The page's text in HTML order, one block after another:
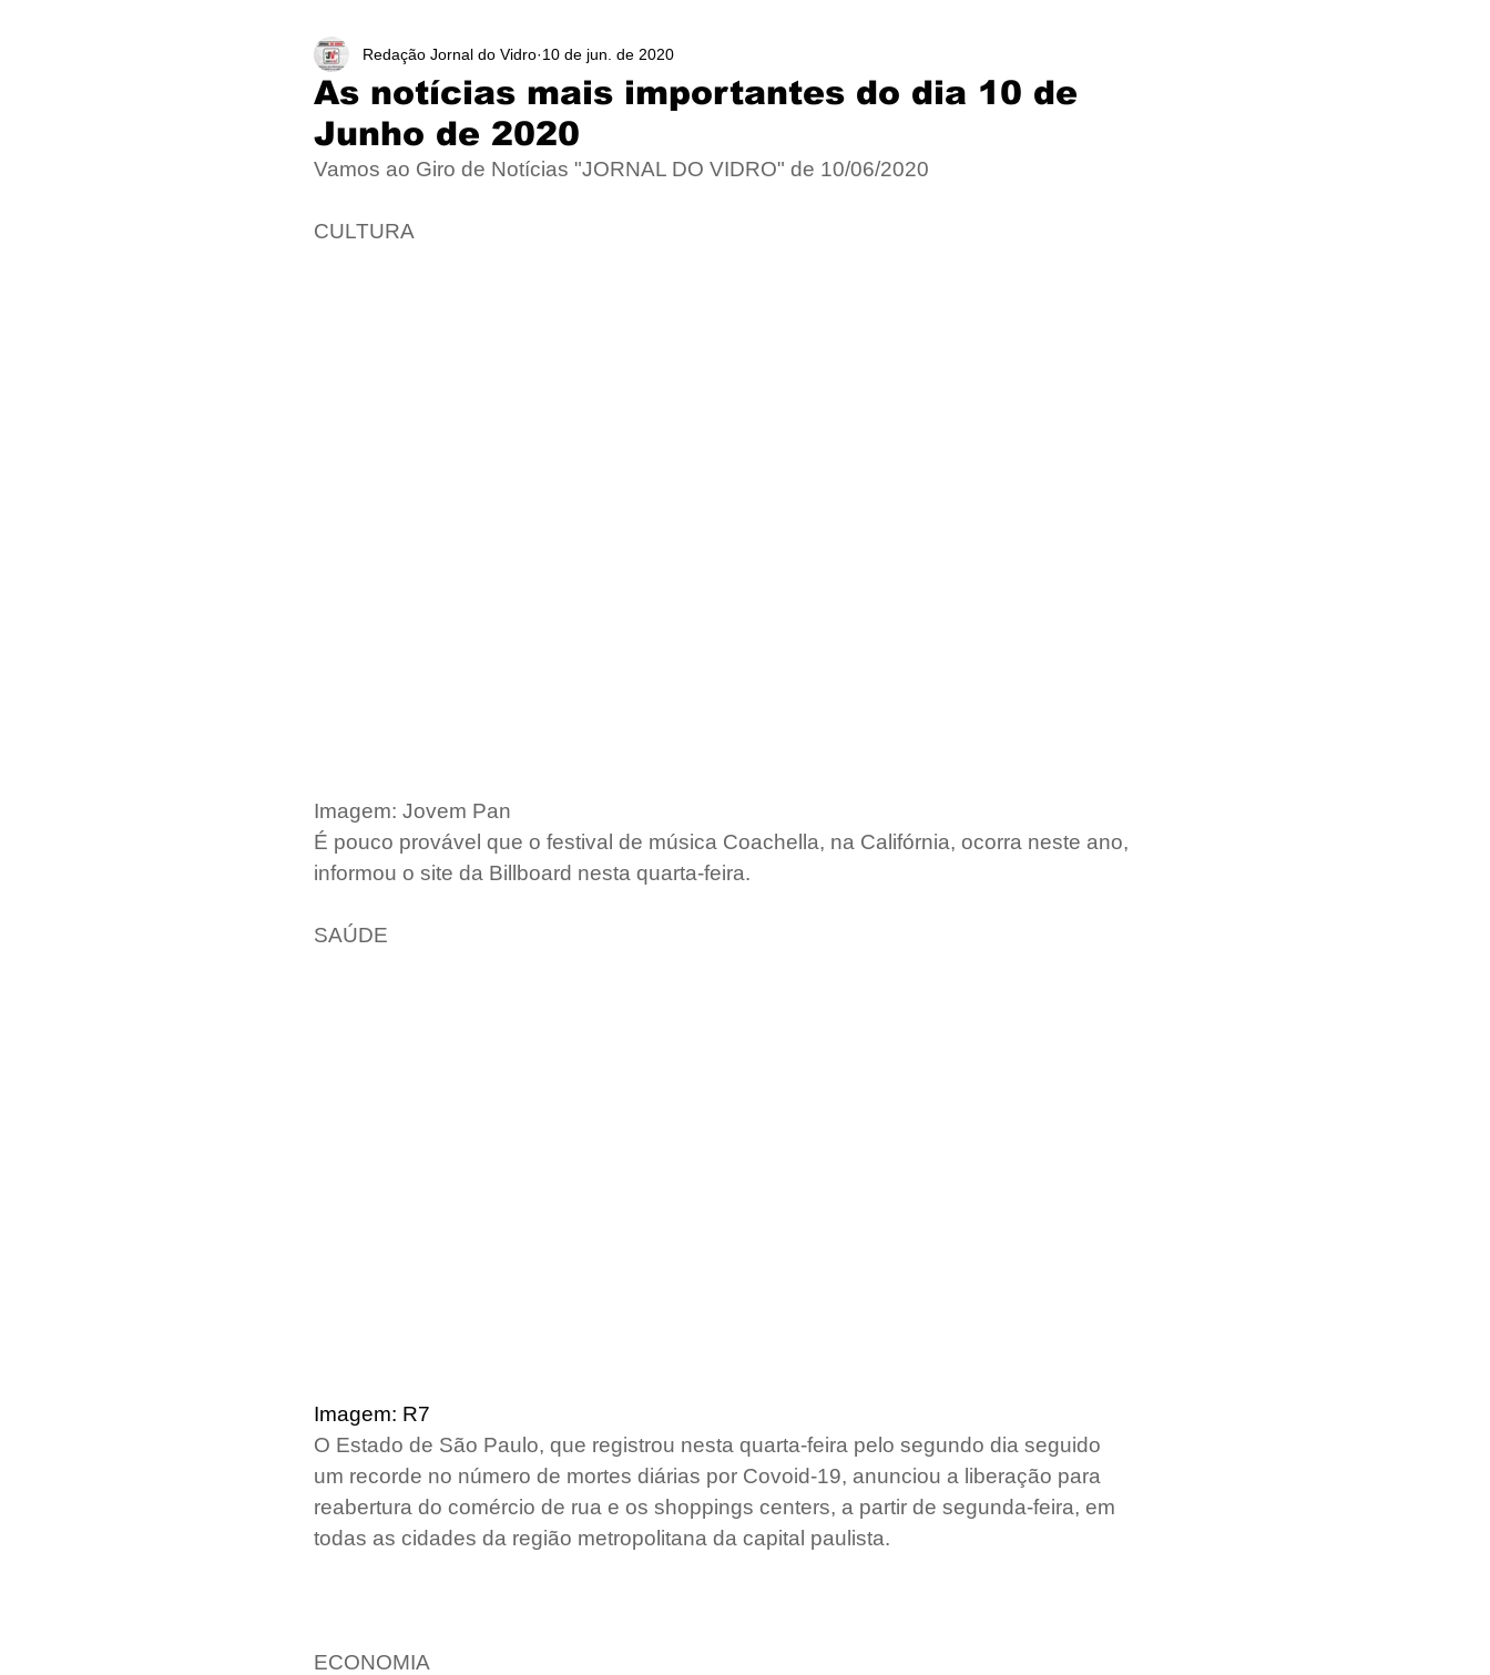
As notícias mais importantes do dia 10 de
Junho de 2020
Redação Jornal do Vidro 10 de jun. de 2020
Vamos ao Giro de Notícias "JORNAL DO VIDRO" de 10/06/2020
CULTURA
Imagem: Jovem Pan
É pouco provável que o festival de música Coachella, na Califórnia, ocorra neste ano,
informou o site da Billboard nesta quarta-feira.
SAÚDE
Imagem: R7
O Estado de São Paulo, que registrou nesta quarta-feira pelo segundo dia seguido
um recorde no número de mortes diárias por Covoid-19, anunciou a liberação para
reabertura do comércio de rua e os shoppings centers, a partir de segunda-feira, em
todas as cidades da região metropolitana da capital paulista.
ECONOMIA